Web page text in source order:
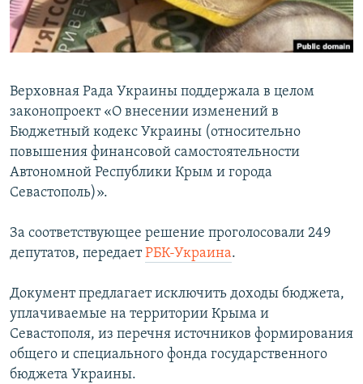
ПОБЕДИТЕЛЕЙ НЕ СУДЯТ?
КРЫМ.НЕПОКОРЕННЫЙ
УКРАИНСКАЯ ПРОБЛЕМА КРЫМА
ПРИСОЕДИНЯЙТЕСЬ!
Все сайты RFE/RL
Верховная Рада Украины поддержала в целом
законопроект «О внесении изменений в
Бюджетный кодекс Украины (относительно
повышения финансовой самостоятельности
Автономной Республики Крым и города
Севастополь)».
За соответствующее решение проголосовали 249
депутатов, передаетРБК-Украина.
Документ предлагает исключить доходы бюджета,
уплачиваемые на территории Крыма и
Севастополя, из перечня источников формирования
общего и специального фонда государственного
бюджета Украины.